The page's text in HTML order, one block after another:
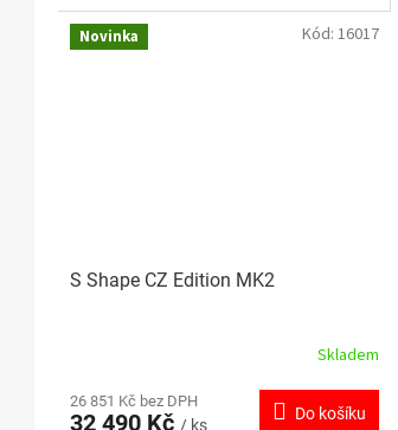
Novinka
S Shape CZ Edition MK2
Skladem
26 851 Kč bez DPH
32 490 Kč / ks
Do košíku
Kód: 16017